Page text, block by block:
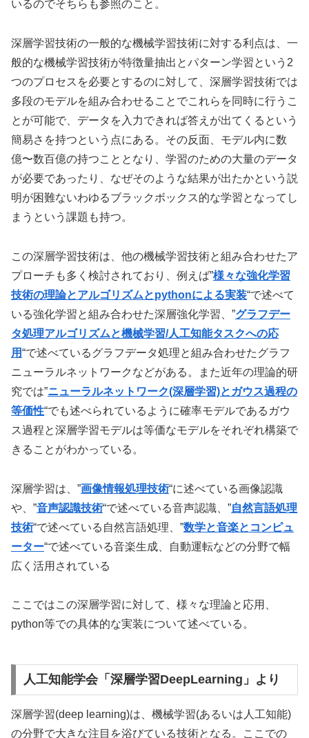
いるのでそちらも参照のこと。
深層学習技術の一般的な機械学習技術に対する利点は、一
般的な機械学習技術が特徴量抽出とパターン学習という2
つのプロセスを必要とするのに対して、深層学習技術では
多段のモデルを組み合わせることでこれらを同時に行うこ
とが可能で、データを入力できれば答えが出てくるという
簡易さを持つという点にある。その反面、モデル内に数
億〜数百億の持つこととなり、学習のための大量のデータ
が必要であったり、なぜそのような結果が出たかという説
明が困難ないわゆるブラックボックス的な学習となってし
まうという課題も持つ。
この深層学習技術は、他の機械学習技術と組み合わせたア
プローチも多く検討されており、例えば”様々な強化学習
技術の理論とアルゴリズムとpythonによる実装“で述べて
いる強化学習と組み合わせた深層強化学習、”グラフデー
タ処理アルゴリズムと機械学習/人工知能タスクへの応
用“で述べているグラフデータ処理と組み合わせたグラフ
ニューラルネットワークなどがある。また近年の理論的研
究では”ニューラルネットワーク(深層学習)とガウス過程の
等価性“でも述べられているように確率モデルであるガウ
ス過程と深層学習モデルは等価なモデルをそれぞれ構築で
きることがわかっている。
深層学習は、”画像情報処理技術“に述べている画像認識
や、”音声認識技術“で述べている音声認識、”自然言語処理
技術“で述べている自然言語処理、”数学と音楽とコンピュ
ーター“で述べている音楽生成、自動運転などの分野で幅
広く活用されている
ここではこの深層学習に対して、様々な理論と応用、
python等での具体的な実装について述べている。
人工知能学会「深層学習DeepLearning」より
深層学習(deep learning)は、機械学習(あるいは人工知能)
の分野で大きな注目を浴びている技術となる。ここでの